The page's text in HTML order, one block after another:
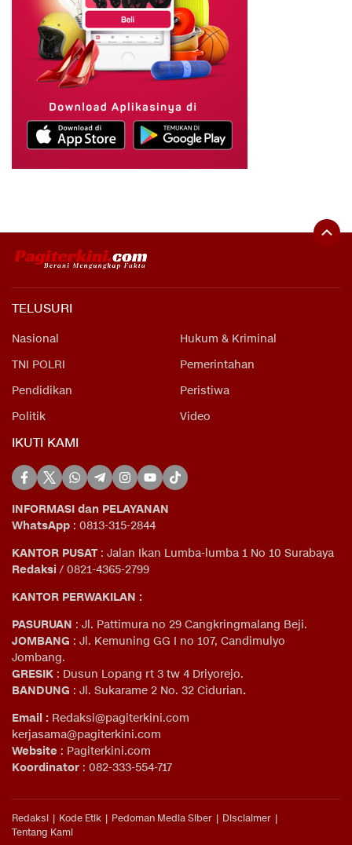
TELUSURI
Nasional
Hukum & Kriminal
TNI POLRI
Pemerintahan
Pendidikan
Peristiwa
Politik
Video
IKUTI KAMI
INFORMASI dan PELAYANAN
WhatsApp : 0813-315-2844
KANTOR PUSAT: Jalan Ikan Lumba-lumba 1 No 10 Surabaya
Redaksi / 0821-4365-2799
KANTOR PERWAKILAN :
PASURUAN : Jl. Pattimura no 29 Cangkringmalang Beji.
JOMBANG : Jl. Kemuning GG I no 107, Candimulyo
Jombang.
GRESIK : Dusun Lopang rt 3 tw 4 Driyorejo.
BANDUNG : Jl. Sukarame 2 No. 32 Cidurian.
Email : Redaksi@pagiterkini.com
kerjasama@pagiterkini.com
Website : Pagiterkini.com
Koordinator : 082-333-554-717
Redaksi Kode Etik Pedoman Media Siber
Disclaimer
Tentang Kami